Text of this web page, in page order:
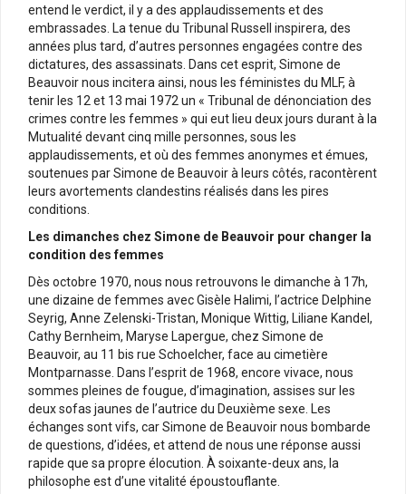
entend le verdict, il y a des applaudissements et des
embrassades. La tenue du Tribunal Russell inspirera, des
années plus tard, d’autres personnes engagées contre des
dictatures, des assassinats. Dans cet esprit, Simone de
Beauvoir nous incitera ainsi, nous les féministes du MLF, à
tenir les 12 et 13 mai 1972 un « Tribunal de dénonciation des
crimes contre les femmes » qui eut lieu deux jours durant à la
Mutualité devant cinq mille personnes, sous les
applaudissements, et où des femmes anonymes et émues,
soutenues par Simone de Beauvoir à leurs côtés, racontèrent
leurs avortements clandestins réalisés dans les pires
conditions.
Les dimanches chez Simone de Beauvoir pour changer la
condition des femmes
Dès octobre 1970, nous nous retrouvons le dimanche à 17h,
une dizaine de femmes avec Gisèle Halimi, l’actrice Delphine
Seyrig, Anne Zelenski-Tristan, Monique Wittig, Liliane Kandel,
Cathy Bernheim, Maryse Lapergue, chez Simone de
Beauvoir, au 11 bis rue Schoelcher, face au cimetière
Montparnasse. Dans l’esprit de 1968, encore vivace, nous
sommes pleines de fougue, d’imagination, assises sur les
deux sofas jaunes de l’autrice du Deuxième sexe. Les
échanges sont vifs, car Simone de Beauvoir nous bombarde
de questions, d’idées, et attend de nous une réponse aussi
rapide que sa propre élocution. À soixante-deux ans, la
philosophe est d’une vitalité époustouflante.